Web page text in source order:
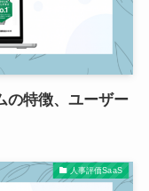
の特徴、ユーザー
人事評価SaaS